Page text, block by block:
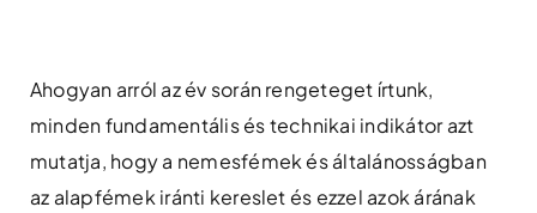
content
Ahogyan arról az év során rengeteget írtunk,
minden fundamentális és technikai indikátor azt
mutatja, hogy a nemesfémek és általánosságban
az alapfémek iránti kereslet és ezzel azok árának